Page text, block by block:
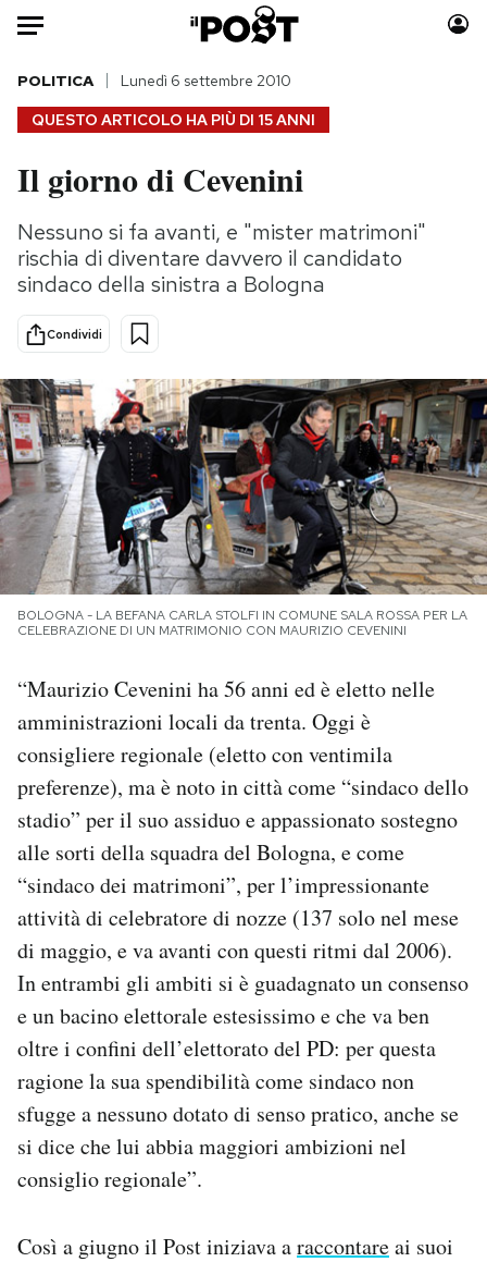
Auto
HOME
Italia
Politica
Tecnologia
Scienza
Economia
Sport
Moda
Consumismi
Altrecose
Mondiali calcio 2026
PODCAST
SHOP
CALENDARIO
AREA PERSONALE
Newsletter
Notifiche mobile
Regala il Post
Hai bisogno di aiuto?
Esci
QUESTO ARTICOLO HA PIÙ DI 15 ANNI
POLITICA Lunedì 6 settembre 2010
Il giorno di Cevenini
Nessuno si fa avanti, e "mister matrimoni"
rischia di diventare davvero il candidato
sindaco della sinistra a Bologna
Condividi
BOLOGNA - LA BEFANA CARLA STOLFI IN COMUNE SALA ROSSA PER LA
CELEBRAZIONE DI UN MATRIMONIO CON MAURIZIO CEVENINI
“Maurizio Cevenini ha 56 anni ed è eletto nelle
amministrazioni locali da trenta. Oggi è
consigliere regionale (eletto con ventimila
preferenze), ma è noto in città come “sindaco dello
stadio” per il suo assiduo e appassionato sostegno
alle sorti della squadra del Bologna, e come
“sindaco dei matrimoni”, per l’impressionante
attività di celebratore di nozze (137 solo nel mese
di maggio, e va avanti con questi ritmi dal 2006).
In entrambi gli ambiti si è guadagnato un consenso
e un bacino elettorale estesissimo e che va ben
oltre i confini dell’elettorato del PD: per questa
ragione la sua spendibilità come sindaco non
sfugge a nessuno dotato di senso pratico, anche se
si dice che lui abbia maggiori ambizioni nel
consiglio regionale”.
Così a giugno il Post iniziava araccontareai suoi